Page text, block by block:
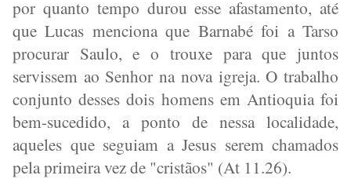
por quanto tempo durou esse afastamento, até
que Lucas menciona que Barnabé foi a Tarso
procurar Saulo, e o trouxe para que juntos
servissem ao Senhor na nova igreja. O trabalho
conjunto desses dois homens em Antioquia foi
bem-sucedido, a ponto de nessa localidade,
aqueles que seguiam a Jesus serem chamados
pela primeira vez de "cristãos" (At 11.26).